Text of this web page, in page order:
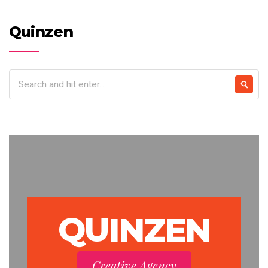
Quinzen
QUINZEN